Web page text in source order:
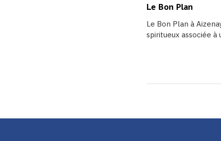
Le Bon Plan
Le Bon Plan à
spiritueux associée à